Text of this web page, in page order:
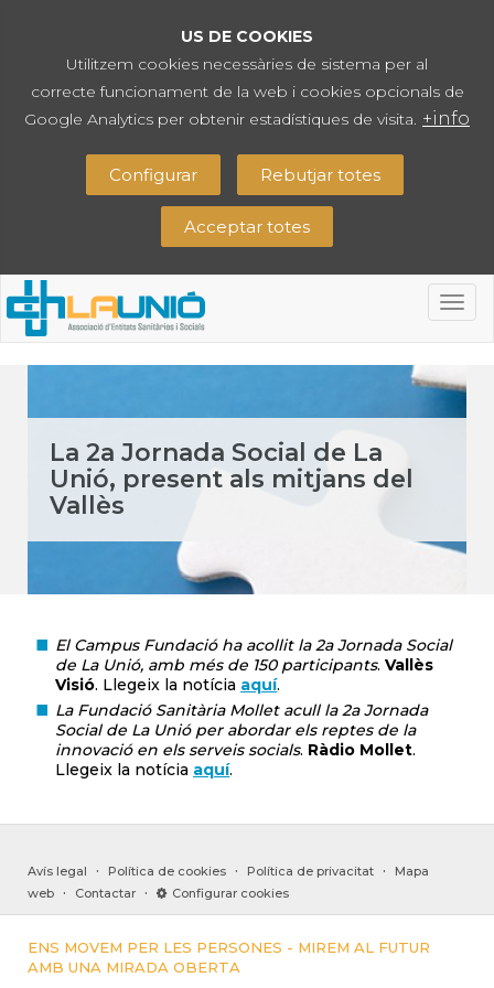
US DE COOKIES
Utilitzem cookies necessàries de sistema per al
correcte funcionament de la web i cookies opcionals de
Google Analytics per obtenir estadístiques de visita. +info
Configurar Rebutjar totes
Acceptar totes
La 2a Jornada Social de La
Unió, present als mitjans del
Vallès
El Campus Fundació ha acollit la 2a Jornada Social
de La Unió, amb més de 150 participants.Vallès
Visió. Llegeix la notícia aquí.
La Fundació Sanitària Mollet acull la 2a Jornada
Social de La Unió per abordar els reptes de la
innovació en els serveis socials. Ràdio Mollet.
Llegeix la notícia aquí.
Avís legal · Política de cookies · Política de privacitat ·
Mapa
web
· Contactar · Configurar cookies
ENS MOVEM PER LES PERSONES - MIREM AL FUTUR
AMB UNA MIRADA OBERTA